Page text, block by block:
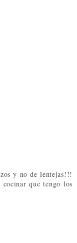
y no de lentejas!!!
que tengo los